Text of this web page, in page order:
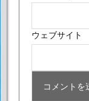
ウェブサイト